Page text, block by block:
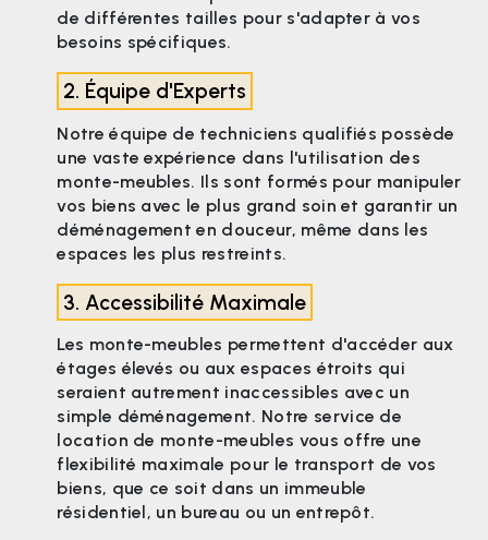
de différentes tailles pour s'adapter à vos
besoins spécifiques.
2. Équipe d'Experts
Notre équipe de techniciens qualifiés possède
une vaste expérience dans l'utilisation des
monte-meubles. Ils sont formés pour manipuler
vos biens avec le plus grand soin et garantir un
déménagement en douceur, même dans les
espaces les plus restreints.
3. Accessibilité Maximale
Les monte-meubles permettent d'accéder aux
étages élevés ou aux espaces étroits qui
seraient autrement inaccessibles avec un
simple déménagement. Notre service de
location de monte-meubles vous offre une
flexibilité maximale pour le transport de vos
biens, que ce soit dans un immeuble
résidentiel, un bureau ou un entrepôt.